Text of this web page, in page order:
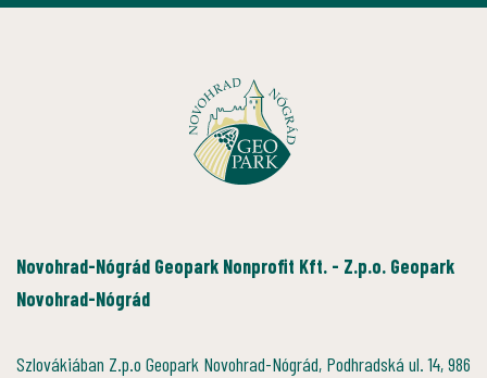
Novohrad-Nógrád Geopark Nonprofit Kft. - Z.p.o. Geopark
Novohrad-Nógrád
Szlovákiában Z.p.o Geopark Novohrad-Nógrád, Podhradská ul. 14, 986